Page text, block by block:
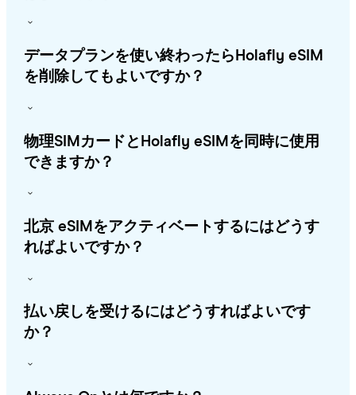
データプランを使い終わったらHolafly eSIM
を削除してもよいですか？
物理SIMカードとHolafly eSIMを同時に使用
できますか？
北京 eSIMをアクティベートするにはどうす
ればよいですか？
払い戻しを受けるにはどうすればよいです
か？